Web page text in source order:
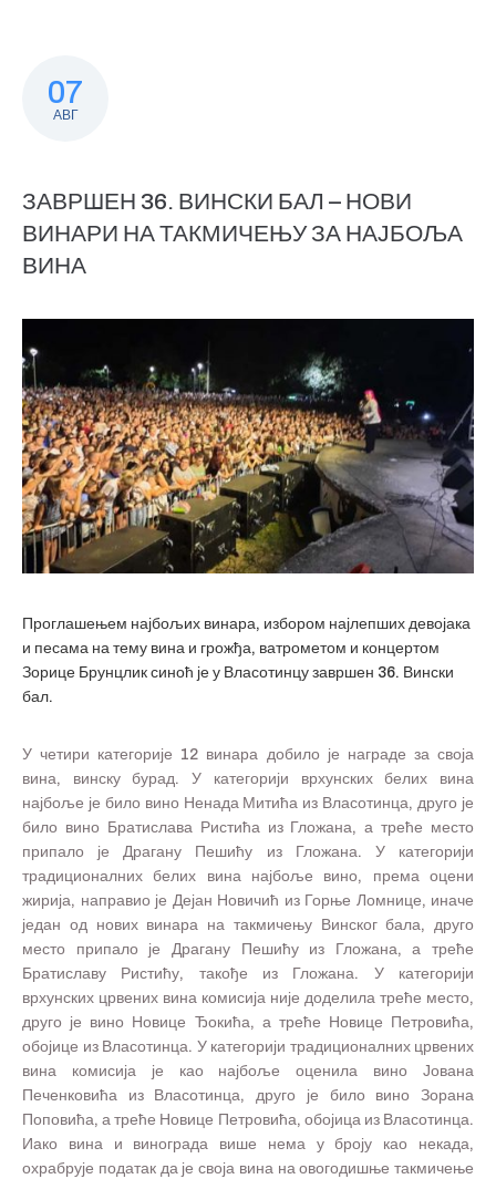
07
АВГ
ЗАВРШЕН 36. ВИНСКИ БАЛ – НОВИ
ВИНАРИ НА ТАКМИЧЕЊУ ЗА НАЈБОЉА
ВИНА
Проглашењем најбољих винара, избором најлепших девојака
и песама на тему вина и грожђа, ватрометом и концертом
Зорице Брунцлик синоћ је у Власотинцу завршен 36. Вински
бал.
У четири категорије 12 винара добило је награде за своја
вина, винску бурад. У категорији врхунских белих вина
најбоље је било вино Ненада Митића из Власотинца, друго је
било вино Братислава Ристића из Гложана, а треће место
припало је Драгану Пешићу из Гложана. У категорији
традиционалних белих вина најбоље вино, према оцени
жирија, направио је Дејан Новичић из Горње Ломнице, иначе
један од нових винара на такмичењу Винског бала, друго
место припало је Драгану Пешићу из Гложана, а треће
Братиславу Ристићу, такође из Гложана. У категорији
врхунских црвених вина комисија није доделила треће место,
друго је вино Новице Ђокића, а треће Новице Петровића,
обојице из Власотинца. У категорији традиционалних црвених
вина комисија је као најбоље оценила вино Јована
Печенковића из Власотинца, друго је било вино Зорана
Поповића, а треће Новице Петровића, обојица из Власотинца.
Иако вина и винограда више нема у броју као некада,
охрабрује податак да је своја вина на овогодишње такмичење